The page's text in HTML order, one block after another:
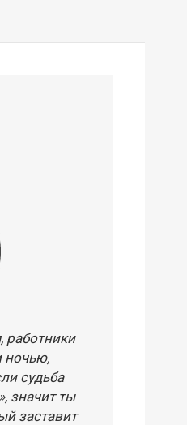
работники
ночью,
судьба
значит ты
заставит